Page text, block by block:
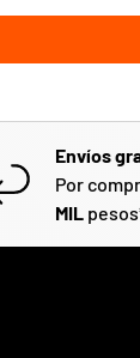
Envíos
Por
MIL